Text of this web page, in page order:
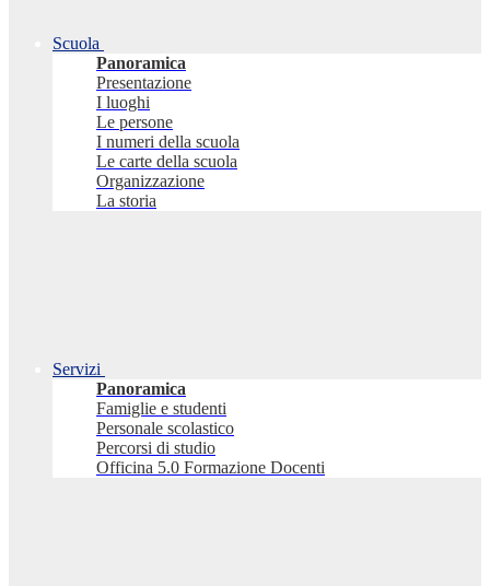
Scuola
Panoramica
Presentazione
I luoghi
Le persone
I numeri della scuola
Le carte della scuola
Organizzazione
La storia
Servizi
Panoramica
Famiglie e studenti
Personale scolastico
Percorsi di studio
Officina 5.0 Formazione Docenti